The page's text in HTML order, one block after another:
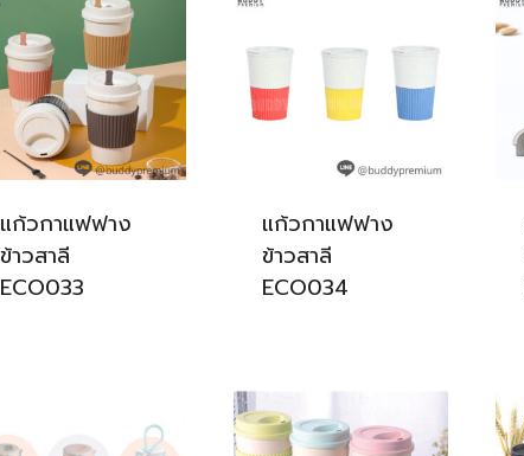
แก้วกาแฟฟาง
ข้าวสาลี
ECO033
แก้วกาแฟฟาง
ข้าวสาลี
ECO034